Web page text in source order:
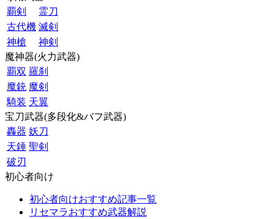
覇剣
霊刀
古代機 滅剣
神槍
神剣
魔神器(火力武器)
覇双 羅刹
魔銃 魔剣
騎装 天翼
宝刀武器(多段化&バフ武器)
轟器 妖刀
天錘 聖剣
破刃
初心者向け
初心者向けおすすめ記事一覧
リセマラおすすめ武器解説